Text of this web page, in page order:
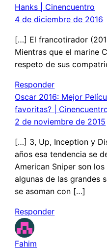
Hanks | Cinencuentro
4 de diciembre de 2016
[…] El francotirador
Mientras que el marine
respeto de sus
Responder
Oscar 2016: Mejor
favoritas? |
2 de noviembre de 2015
[…] 3, Up, Inception y
años esa tendencia se
American Sniper son
algunas de las grandes
se asoman con […]
Responder
Fahim